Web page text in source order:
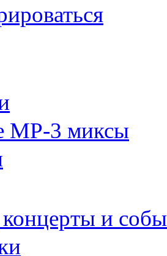
MP-3 миксы
и